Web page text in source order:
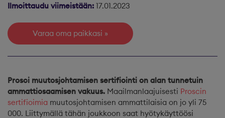
Ilmoittaudu viimeistään: 17.01.2023
Varaa oma paikkasi
Prosci muutosjohtamisen sertifiointi on alan tunnetuin
ammattiosaamisen vakuus. Maailmanlaajuisesti Proscin
sertifioimia muutosjohtamisen ammattilaisia on jo yli 75
000. Liittymällä tähän joukkoon saat hyötykäyttöösi